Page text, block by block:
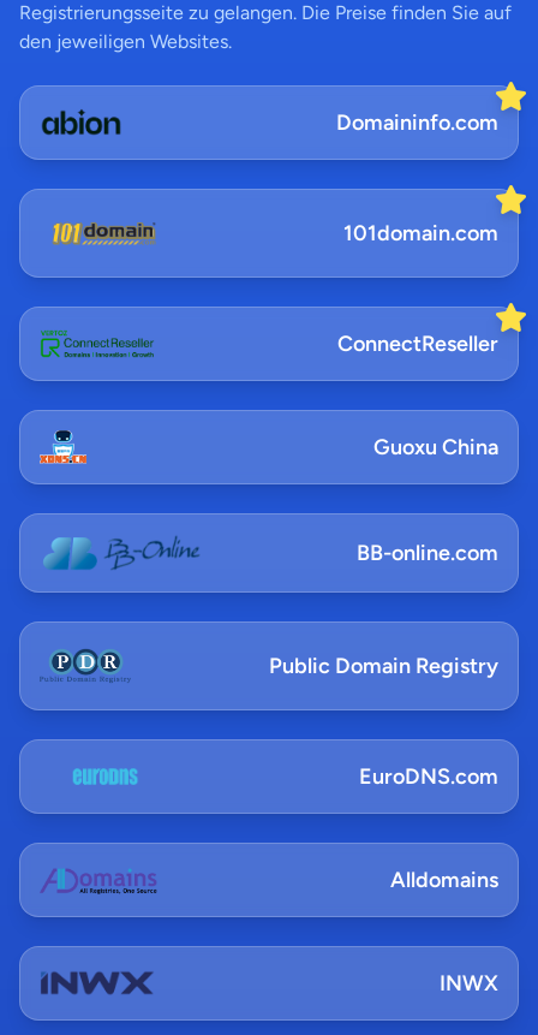
Registrierungsseite zu gelangen. Die Preise finden Sie auf
den jeweiligen Websites.
Domaininfo.com
101domain.com
ConnectReseller
Guoxu China
BB-online.com
Public Domain Registry
EuroDNS.com
Alldomains
INWX